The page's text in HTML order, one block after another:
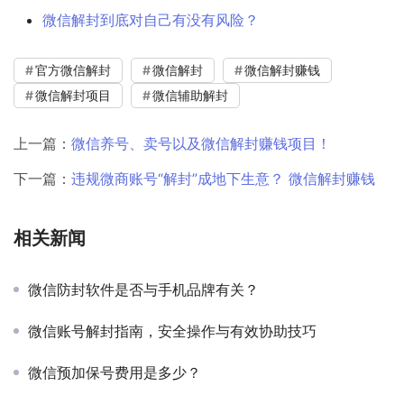
微信解封到底对自己有没有风险？
官方微信解封 微信解封
微信解封赚钱
微信解封项目
微信辅助解封
上一篇： 微信养号、卖号以及微信解封赚钱项目！
下一篇： 违规微商账号“解封”成地下生意？ 微信解封赚钱
相关新闻
微信防封软件是否与手机品牌有关？
微信账号解封指南，安全操作与有效协助技巧
微信预加保号费用是多少？